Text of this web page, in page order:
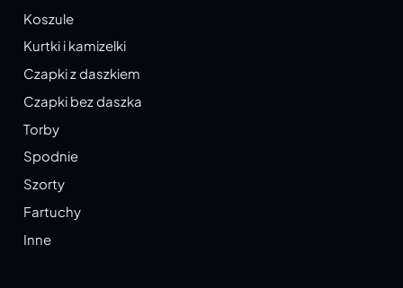
Koszule
Kurtki i kamizelki
Czapki z daszkiem
Czapki bez daszka
Torby
Spodnie
Szorty
Fartuchy
Inne